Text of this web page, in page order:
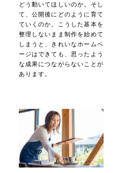
どう動いてほしいのか。そし
て、公開後にどのように育て
ていくのか。こうした基本を
整理しないまま制作を始めて
しまうと、きれいなホームペ
ージはできても、思ったよう
な成果につながらないことが
あります。